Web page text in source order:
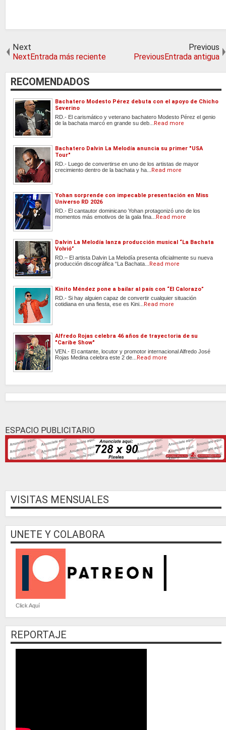
Next
NextEntrada más reciente
Previous
PreviousEntrada antigua
RECOMENDADOS
Bachatero Modesto Pérez debuta con el apoyo de Chicho
Severino
RD.- El carismático y veterano bachatero Modesto Pérez el genio
de la bachata marcó en grande su deb... Read more
Bachatero Dalvin La Melodía anuncia su primer "USA
Tour"
RD.- Luego de convertirse en uno de los artistas de mayor
crecimiento dentro de la bachata y ha... Read more
Yohan sorprende con impecable presentación en Miss
Universo RD 2026
RD.- El cantautor dominicano Yohan protagonizó uno de los
momentos más emotivos de la gala fina... Read more
Dalvin La Melodía lanza producción musical “La Bachata
Volvió”
RD.– El artista Dalvin La Melodía presenta oficialmente su nueva
producción discográfica “La Bachata... Read more
Kinito Méndez pone a bailar al país con “El Calorazo”
RD.- Si hay alguien capaz de convertir cualquier situación
cotidiana en una fiesta, ese es Kini... Read more
Alfredo Rojas celebra 46 años de trayectoria de su
"Caribe Show"
VEN.- El cantante, locutor y promotor internacional Alfredo José
Rojas Medina celebra este 2 de... Read more
ESPACIO PUBLICITARIO
VISITAS MENSUALES
UNETE Y COLABORA
Click Aquí
REPORTAJE